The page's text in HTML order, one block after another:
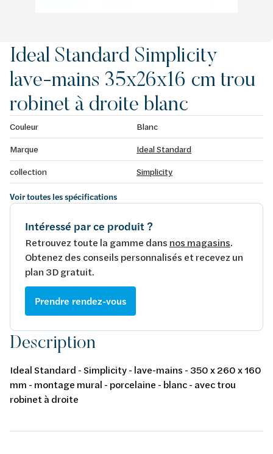
Ideal Standard Simplicity
lave-mains 35x26x16 cm trou
robinet à droite blanc
Couleur
Blanc
Marque
Ideal Standard
collection
Simplicity
Voir toutes les spécifications
Intéressé par ce produit ?
Retrouvez toute la gamme dans nos magasins.
Obtenez des conseils personnalisés et recevez un
plan 3D gratuit.
Prendre rendez-vous
Description
Ideal Standard - Simplicity - lave-mains - 350 x 260 x 160
mm - montage mural - porcelaine - blanc - avec trou
robinet à droite